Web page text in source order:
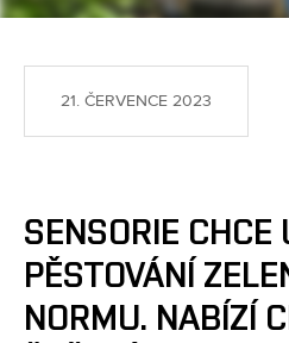
21. ČERVENCE 2023
SENSORIE CHCE
PĚSTOVÁNÍ
NORMU. NABÍZÍ